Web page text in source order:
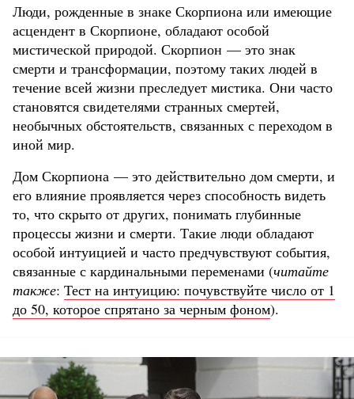
Люди, рожденные в знаке Скорпиона или имеющие
асцендент в Скорпионе, обладают особой
мистической природой. Скорпион — это знак
смерти и трансформации, поэтому таких людей в
течение всей жизни преследует мистика. Они часто
становятся свидетелями странных смертей,
необычных обстоятельств, связанных с переходом в
иной мир.
Дом Скорпиона — это действительно дом смерти, и
его влияние проявляется через способность видеть
то, что скрыто от других, понимать глубинные
процессы жизни и смерти. Такие люди обладают
особой интуицией и часто предчувствуют события,
связанные с кардинальными переменами (читайте
также: Тест на интуицию: почувствуйте число от 1
до 50, которое спрятано за черным фоном).